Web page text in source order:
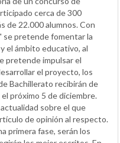
cerca de 300
de 22.000 alumnos. Con
se pretende fomentar la
el ámbito educativo, al
pretende impulsar el
el proyecto, los
Bachillerato recibirán de
próximo 5 de diciembre.
sobre el que
de opinión al respecto.
primera fase, serán los